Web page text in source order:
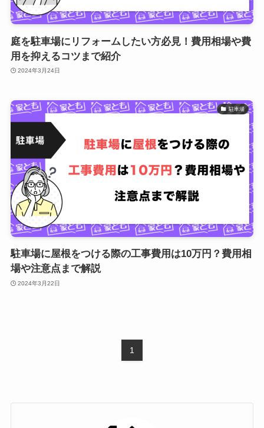
庭を駐車場にリフォームしたい方必見！費用相場や費
用を抑えるコツまで紹介
2024年3月24日
駐車場
駐車場に屋根をつける際の工事費用は10万円？費用相
場や注意点まで解説
2024年3月22日
1